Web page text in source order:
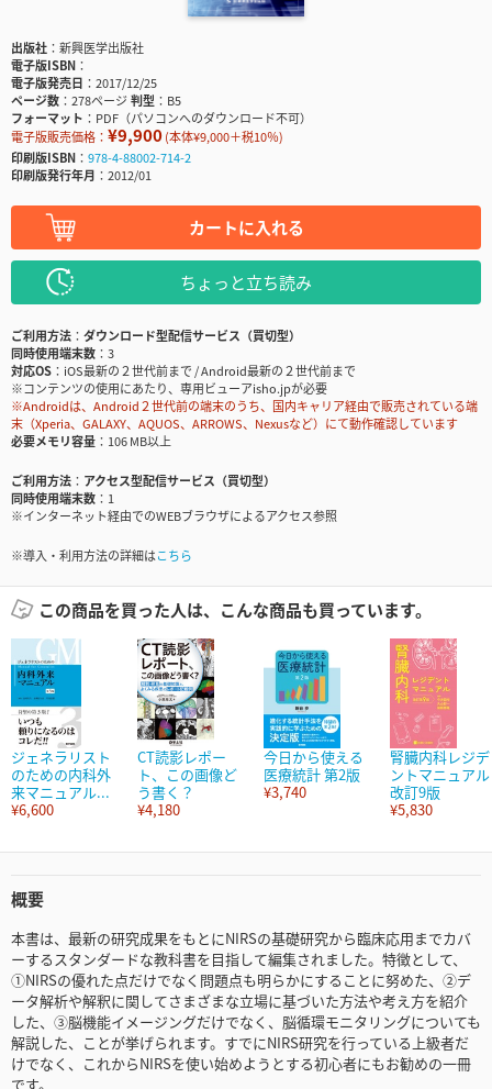
出版社
新興医学出版社
電子版ISBN
電子版発売日
2017/12/25
ページ数
278ページ判型
B5
フォーマット
PDF（パソコンへのダウンロード不可）
電子版販売価格： ¥9,900(本体¥9,000＋税10％)
印刷版ISBN
978-4-88002-714-2
印刷版発行年月
2012/01
カートに入れる
ちょっと立ち読み
ご利用方法
ダウンロード型配信サービス（買切型）
同時使用端末数
3
対応OS
iOS最新の２世代前まで / Android最新の２世代前まで
※コンテンツの使用にあたり、専用ビューアisho.jpが必要
※Androidは、Android２世代前の端末のうち、国内キャリア経由で販売されている端
末（Xperia、GALAXY、AQUOS、ARROWS、Nexusなど）にて動作確認しています
必要メモリ容量
106 MB以上
ご利用方法
アクセス型配信サービス（買切型）
同時使用端末数
1
※インターネット経由でのWEBブラウザによるアクセス参照
※導入・利用方法の詳細はこちら
この商品を買った人は、こんな商品も買っています。
ジェネラリスト
のための内科外
来マニュアル...
¥6,600
CT読影レポー
ト、この画像ど
う書く？
¥4,180
今日から使える
医療統計 第2版
¥3,740
腎臓内科レジデ
ントマニュアル
改訂9版
¥5,830
概要
本書は、最新の研究成果をもとにNIRSの基礎研究から臨床応用までカバ
ーするスタンダードな教科書を目指して編集されました。特徴として、
①NIRSの優れた点だけでなく問題点も明らかにすることに努めた、②デ
ータ解析や解釈に関してさまざまな立場に基づいた方法や考え方を紹介
した、③脳機能イメージングだけでなく、脳循環モニタリングについても
解説した、ことが挙げられます。すでにNIRS研究を行っている上級者だ
けでなく、これからNIRSを使い始めようとする初心者にもお勧めの一冊
です。